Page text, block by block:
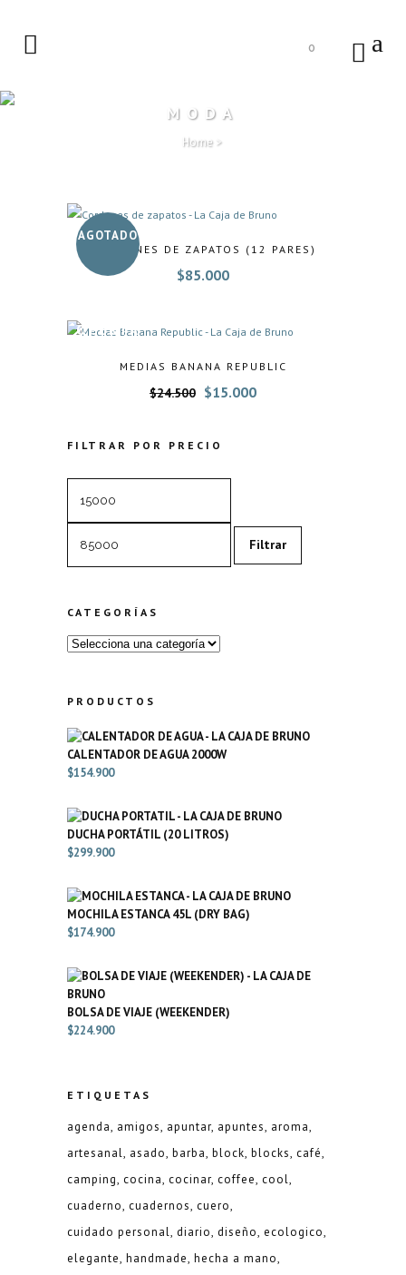
0
MODA
Home>
FILTRAR POR PRECIO
Filtrar
CATEGORÍAS
PRODUCTOS
CALENTADOR DE AGUA 2000W
$154.900
DUCHA PORTÁTIL (20 LITROS)
$299.900
MOCHILA ESTANCA 45L (DRY BAG)
$174.900
BOLSA DE VIAJE (WEEKENDER)
$224.900
ETIQUETAS
agenda amigos apuntar apuntes aroma
artesanal asado barba block blocks café
camping cocina cocinar coffee cool
cuaderno cuadernos cuero
cuidado personal diario diseño ecologico
elegante handmade hecha a mano
AGOTADO
CORDONES DE ZAPATOS (12 PARES)
$85.000
OFERTA
MEDIAS BANANA REPUBLIC
$24.500 El
era:
$15.000El